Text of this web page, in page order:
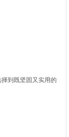
到既坚固又实用的